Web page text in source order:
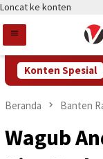
Loncat ke konten
Konten Spesial
DCKTR
Beranda Banten
Wagub